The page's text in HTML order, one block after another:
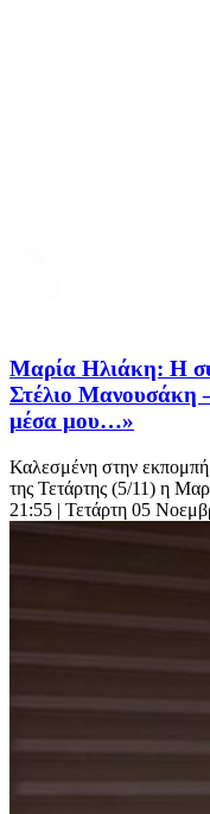
Μαρία Ηλιάκη: Η
Στέλιο Μανουσάκη
μέσα μου…»
Καλεσμένη στην εκπομπή
της Τετάρτης (5/11) η
21:55 | Τετάρτη 05